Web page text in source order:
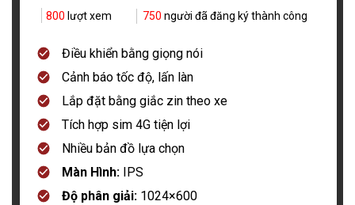
750người đã đăng ký thành công
800 lượt xem
Điều khiển bằng giọng nói
Cảnh báo tốc độ, lấn làn
Lắp đặt bằng giắc zin theo xe
Tích hợp sim 4G tiện lợi
Nhiều bản đồ lựa chọn
Màn Hình:IPS
Độ phân giải: 1024×600